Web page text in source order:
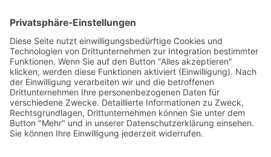
© 2026 Das AgenturHaus GmbH
info@das-agenturhaus.de
+49 (0) 451 89906-0